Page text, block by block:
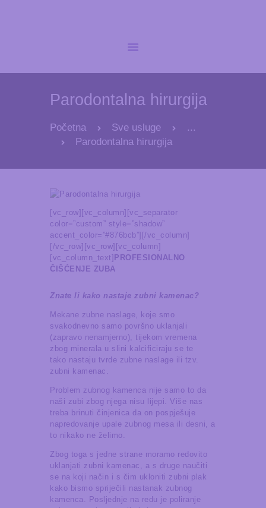
Parodontalna hirurgija
Početna Sve usluge
...
Parodontalna hirurgija
POČETNA
NOVOSTI
O NAMA
USLUGE
GALERIJA
[vc_row][vc_column][vc_separator
color=”custom” style=”shadow”
accent_color=”#876bcb”][/vc_column]
[/vc_row][vc_row][vc_column]
[vc_column_text]PROFESIONALNO
ČIŠĆENJE ZUBA
Znate li kako nastaje zubni kamenac?
Mekane zubne naslage, koje smo
svakodnevno samo površno uklanjali
(zapravo nenamjerno), tijekom vremena
zbog minerala u slini kalcificiraju se te
tako nastaju tvrde zubne naslage ili tzv.
zubni kamenac.
Problem zubnog kamenca nije samo to da
naši zubi zbog njega nisu lijepi. Više nas
treba brinuti činjenica da on pospješuje
napredovanje upale zubnog mesa ili desni, a
to nikako ne želimo.
Zbog toga s jedne strane moramo redovito
uklanjati zubni kamenac, a s druge naučiti
se na koji način i s čim ukloniti zubni plak
kako bismo spriječili nastanak zubnog
kamenca. Posljednje na redu je poliranje